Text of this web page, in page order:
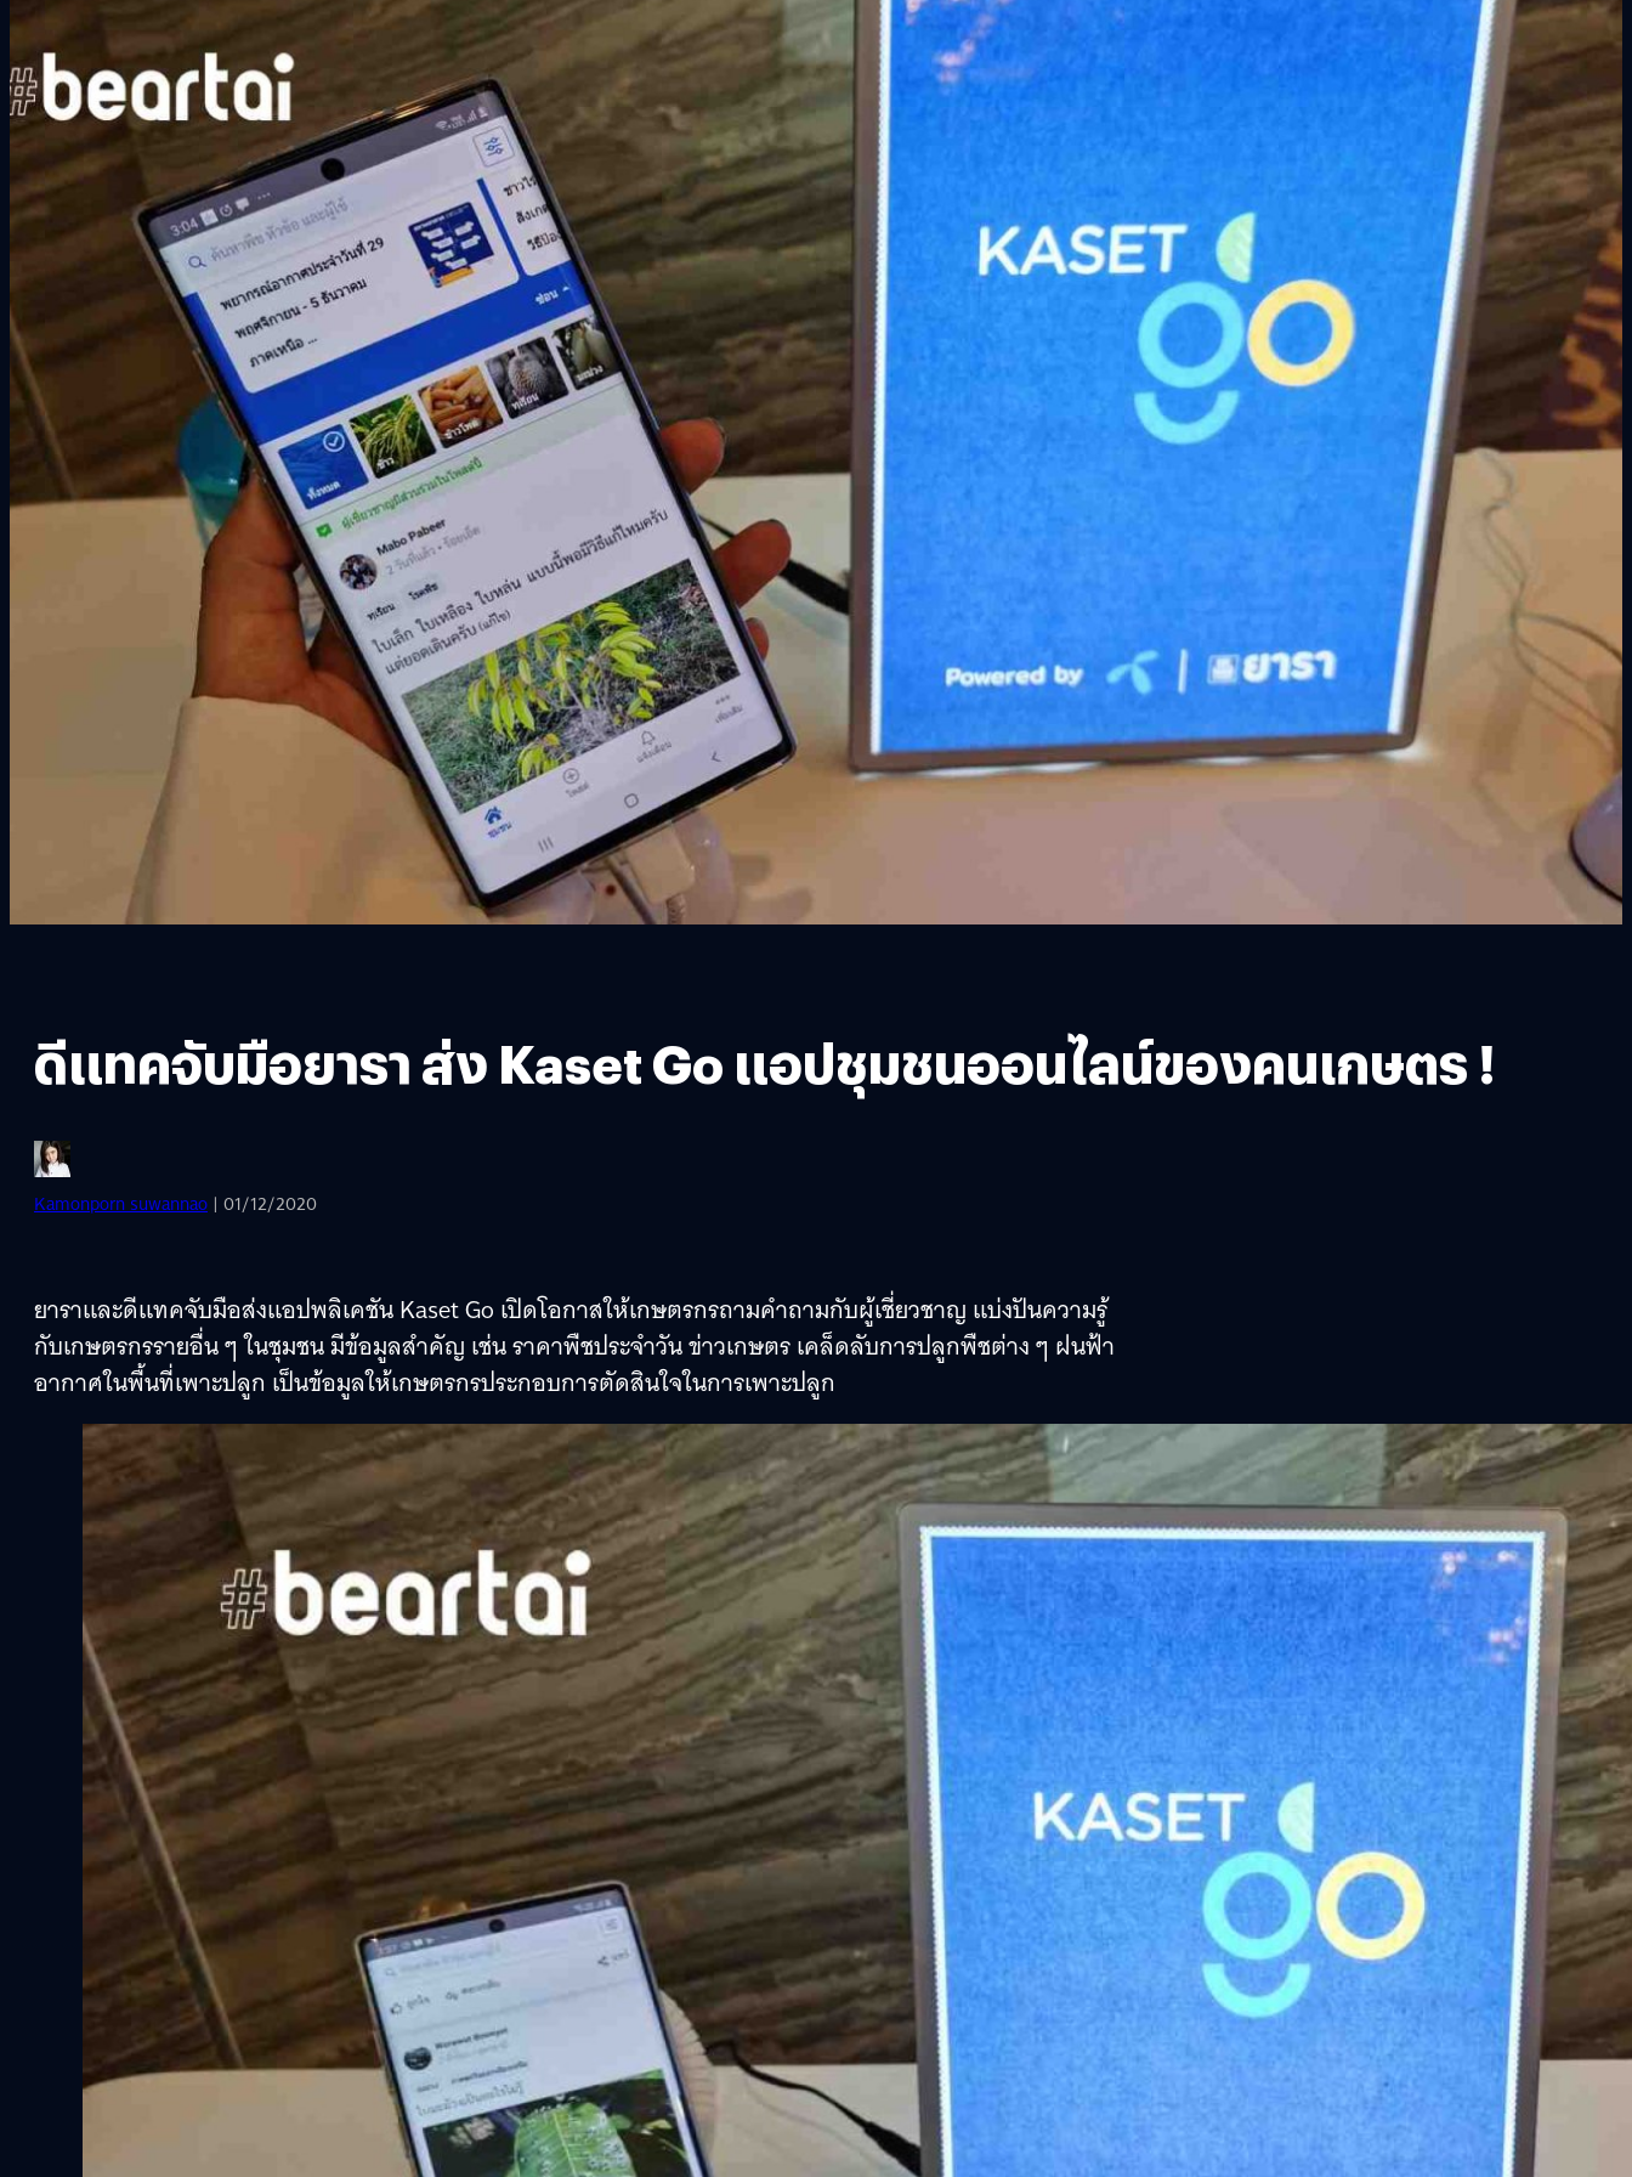
ดีแทคจับมือยารา ส่ง Kaset Go แอปชุมชนออนไลน์ของคนเกษตร !
Kamonporn suwannao | 01/12/2020
ยาราและดีแทคจับมือส่งแอปพลิเคชัน Kaset Go เปิดโอกาสให้เกษตรกรถามคำถามกับผู้เชี่ยวชาญ แบ่งปันความรู้
กับเกษตรกรรายอื่น ๆ ในชุมชน มีข้อมูลสำคัญ เช่น ราคาพืชประจำวัน ข่าวเกษตร เคล็ดลับการปลูกพืชต่าง ๆ ฝนฟ้า
อากาศในพื้นที่เพาะปลูก เป็นข้อมูลให้เกษตรกรประกอบการตัดสินใจในการเพาะปลูก